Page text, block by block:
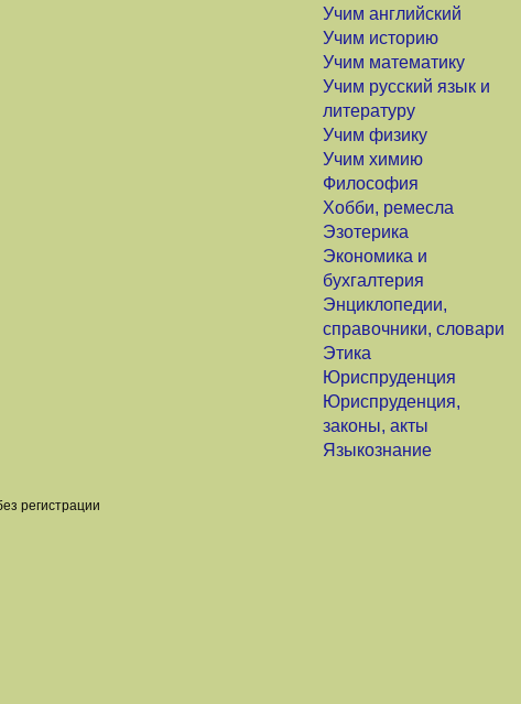
Учим английский
Учим историю
Учим математику
Учим русский язык и
литературу
Учим физику
Учим химию
Философия
Хобби, ремесла
Эзотерика
Экономика и
бухгалтерия
Энциклопедии,
справочники, словари
Этика
Юриспруденция
Юриспруденция,
законы, акты
Языкознание
регистрации